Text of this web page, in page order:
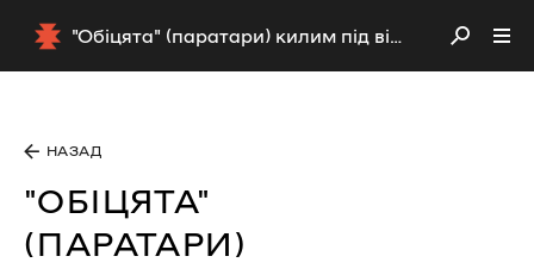
"Обіцята" (паратари) килим під вікно (KYD539)
НАЗАД
"ОБІЦЯТА"
(ПАРАТАРИ)